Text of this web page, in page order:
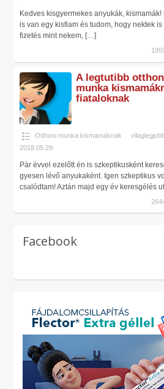
Kedves kisgyermekes anyukák,
is van egy kisfiam és tudom, hogy nektek
fizetés mint nekem, […]
A legtutibb
munka
fiataloknak
Otthoni munka kismamáknak
2018.05.29.
Pár évvel ezelőtt én is szkeptikusként
gyesen lévő anyukaként. Igen szkeptikus
csalódtam! Aztán majd egy év keresgélés
Facebook